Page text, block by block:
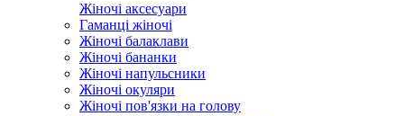
Жіночі аксесуари
Гаманці жіночі
Жіночі балаклави
Жіночі бананки
Жіночі напульсники
Жіночі окуляри
Жіночі пов'язки на голову